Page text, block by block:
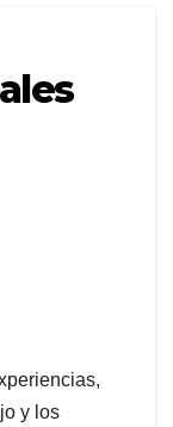
y los